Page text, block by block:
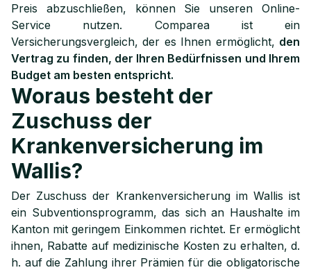
Preis abzuschließen, können Sie unseren Online-
Service nutzen. Comparea ist ein
Versicherungsvergleich, der es Ihnen ermöglicht, den
Vertrag zu finden, der Ihren Bedürfnissen und Ihrem
Budget am besten entspricht.
Woraus besteht der
Zuschuss der
Krankenversicherung im
Wallis?
Der Zuschuss der Krankenversicherung im Wallis ist
ein Subventionsprogramm, das sich an Haushalte im
Kanton mit geringem Einkommen richtet. Er ermöglicht
ihnen, Rabatte auf medizinische Kosten zu erhalten, d.
h. auf die Zahlung ihrer Prämien für die obligatorische